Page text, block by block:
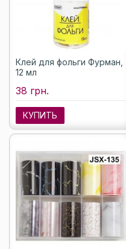
Клей для фольги Фурман,
12 мл
38 грн.
КУПИТЬ